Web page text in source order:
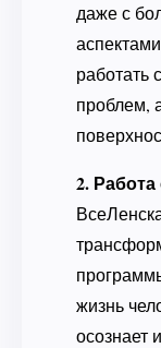
даже с
работать
проблем,
2.
жизнь
осознает